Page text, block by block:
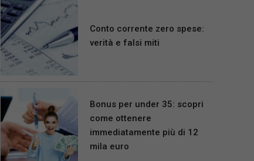
Conto corrente zero spese:
verità e falsi miti
Bonus per under 35: scopri
come ottenere
immediatamente più di 12
mila euro